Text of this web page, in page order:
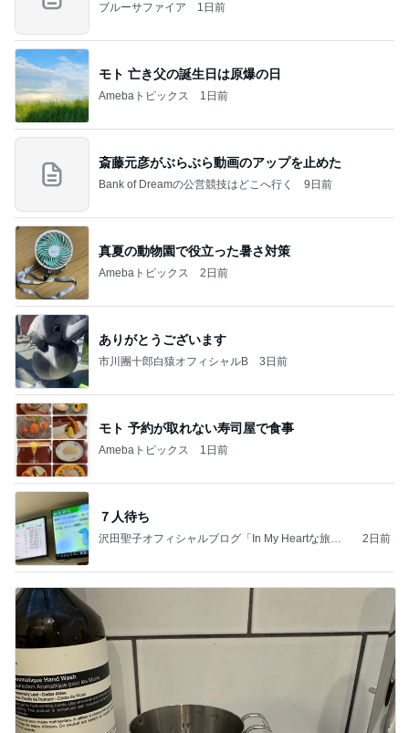
ブルーサファイア 1日前
モト 亡き父の誕生日は原爆の日
Amebaトピックス 1日前
斎藤元彦がぶらぶら動画のアップを止めた
Bank of Dreamの公営競技はどこへ行く 9日前
真夏の動物園で役立った暑さ対策
Amebaトピックス 2日前
ありがとうございます
市川團十郎白猿オフィシャルB 3日前
モト 予約が取れない寿司屋で食事
Amebaトピックス 1日前
７人待ち
沢田聖子オフィシャルブログ「In My Heartな旅日
2日前